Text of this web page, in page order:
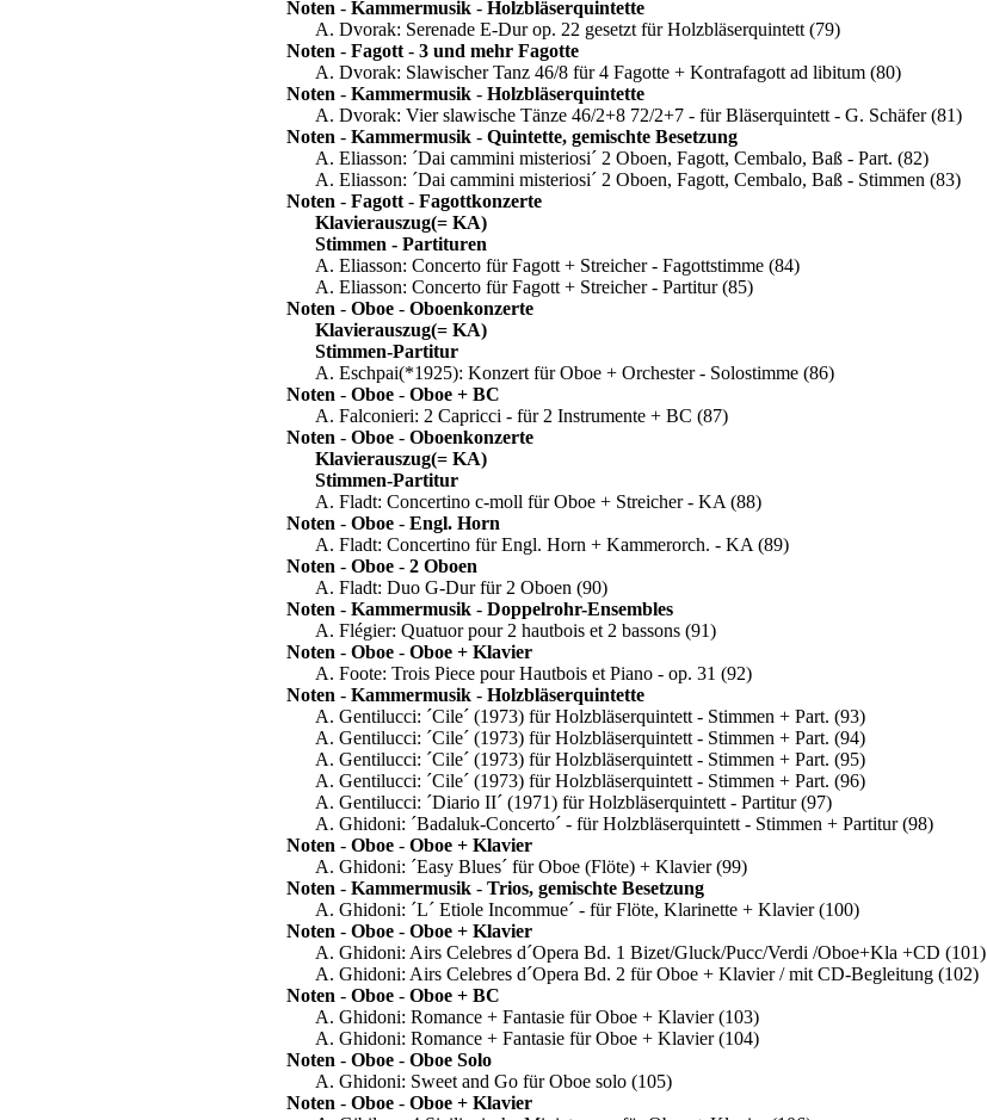
Noten - Kammermusik - Holzbläserquintette
A. Dvorak: Serenade E-Dur op. 22 gesetzt für Holzbläserquintett (79)
Noten - Fagott - 3 und mehr Fagotte
A. Dvorak: Slawischer Tanz 46/8 für 4 Fagotte + Kontrafagott ad libitum (80)
Noten - Kammermusik - Holzbläserquintette
A. Dvorak: Vier slawische Tänze 46/2+8 72/2+7 - für Bläserquintett - G. Schäfer(81)
Noten - Kammermusik - Quintette, gemischte Besetzung
A. Eliasson: ´Dai cammini misteriosi´ 2 Oboen, Fagott, Cembalo, Baß - Part. (82)
A. Eliasson: ´Dai cammini misteriosi´ 2 Oboen, Fagott, Cembalo, Baß - Stimmen (83)
Noten - Fagott - Fagottkonzerte
Klavierauszug(= KA)
Stimmen - Partituren
A. Eliasson: Concerto für Fagott + Streicher - Fagottstimme (84)
A. Eliasson: Concerto für Fagott + Streicher - Partitur(85)
Noten - Oboe - Oboenkonzerte
Klavierauszug(= KA)
Stimmen-Partitur
A. Eschpai(*1925): Konzert für Oboe + Orchester - Solostimme (86)
Noten - Oboe - Oboe + BC
A. Falconieri: 2 Capricci - für 2 Instrumente + BC (87)
Noten - Oboe - Oboenkonzerte
Klavierauszug(= KA)
Stimmen-Partitur
A. Fladt: Concertino c-moll für Oboe + Streicher - KA (88)
Noten - Oboe - Engl. Horn
A. Fladt: Concertino für Engl. Horn + Kammerorch. - KA (89)
Noten - Oboe - 2 Oboen
A. Fladt: Duo G-Dur für 2 Oboen (90)
Noten - Kammermusik - Doppelrohr-Ensembles
A. Flégier: Quatuor pour 2 hautbois et 2 bassons (91)
Noten - Oboe - Oboe + Klavier
A. Foote: Trois Piece pour Hautbois et Piano - op. 31 (92)
Noten - Kammermusik - Holzbläserquintette
A. Gentilucci: ´Cile´ (1973) für Holzbläserquintett - Stimmen + Part. (93)
A. Gentilucci: ´Cile´ (1973) für Holzbläserquintett - Stimmen + Part. (94)
A. Gentilucci: ´Cile´ (1973) für Holzbläserquintett - Stimmen + Part. (95)
A. Gentilucci: ´Cile´ (1973) für Holzbläserquintett - Stimmen + Part. (96)
A. Gentilucci: ´Diario II´ (1971) für Holzbläserquintett - Partitur(97)
A. Ghidoni: ´Badaluk-Concerto´ - für Holzbläserquintett - Stimmen + Partitur(98)
Noten - Oboe - Oboe + Klavier
A. Ghidoni: ´Easy Blues´ für Oboe (Flöte) + Klavier(99)
Noten - Kammermusik - Trios, gemischte Besetzung
A. Ghidoni: ´L´ Etiole Incommue´ - für Flöte, Klarinette + Klavier(100)
Noten - Oboe - Oboe + Klavier
A. Ghidoni: Airs Celebres d´Opera Bd. 1 Bizet/Gluck/Pucc/Verdi /Oboe+Kla +CD (101)
A. Ghidoni: Airs Celebres d´Opera Bd. 2 für Oboe + Klavier / mit CD-Begleitung (102)
Noten - Oboe - Oboe + BC
A. Ghidoni: Romance + Fantasie für Oboe + Klavier(103)
A. Ghidoni: Romance + Fantasie für Oboe + Klavier(104)
Noten - Oboe - Oboe Solo
A. Ghidoni: Sweet and Go für Oboe solo (105)
Noten - Oboe - Oboe + Klavier